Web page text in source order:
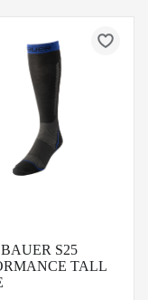
S25
TALL